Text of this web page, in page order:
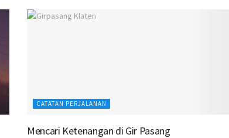
CATATAN PERJALANAN
Mencari Ketenangan di Gir Pasang